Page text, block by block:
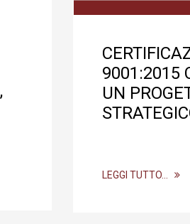
9001:2015
UN
LEGGI TUTTO…